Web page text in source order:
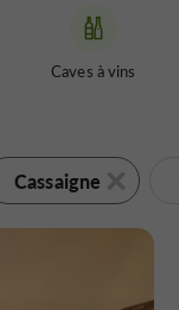
Caves à vins
Cassaigne